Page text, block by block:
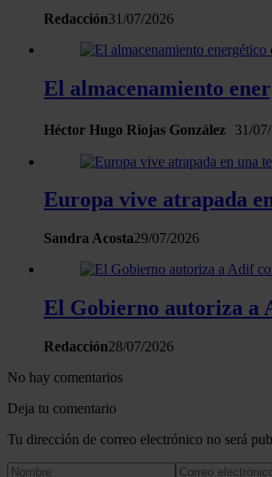
Redacción31/07/2026
El almacenamiento
Héctor Hugo Riojas González 31/
Europa vive atrapada
Sandra Acosta29/07/2026
El Gobierno autoriza a
Redacción28/07/2026
No hay comentarios
Deja tu comentario
Tu dirección de correo electrónico no será